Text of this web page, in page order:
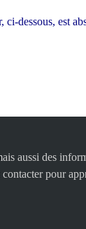
ci-dessous, est
des
pour